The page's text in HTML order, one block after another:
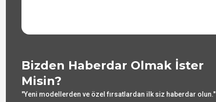
Bizden Haberdar Olmak İster
Misin?
"Yeni modellerden ve özel fırsatlardan ilk siz haberdar olun."